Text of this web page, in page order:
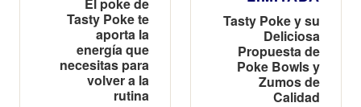
Tasty Poke te
aporta la
energía que
necesitas para
volver a la
rutina
Tasty Poke y su
Deliciosa
Propuesta de
Poke Bowls y
Zumos de
Calidad